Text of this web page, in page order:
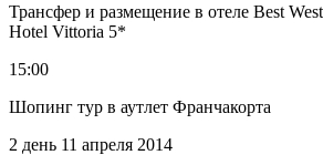
Трансфер и размещение в отеле Best
Hotel Vittoria 5*
15:00
Шопинг тур в аутлет Франчакорта
2 день 11 апреля 2014